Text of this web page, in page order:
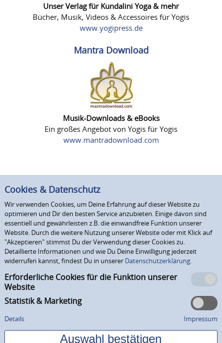
Unser Verlag für Kundalini Yoga & mehr
Bücher, Musik, Videos & Accessoires für Yogis
www.yogipress.de
Mantra Download
Musik-Downloads & eBooks
Ein großes Angebot von Yogis für Yogis
www.mantradownload.com
Cookies & Datenschutz
Wir verwenden Cookies, um Deine Erfahrung auf dieser Website zu
optimieren und Dir den besten Service anzubieten. Einige davon sind
essentiell und gewährleisten z.B. die einwandfreie Funktion unserer
Website. Durch die weitere Nutzung unserer Website oder mit Klick auf
"Akzeptieren" stimmst Du der Verwendung dieser Cookies zu.
Detaillierte Informationen und wie Du Deine Einwilligung jederzeit
widerrufen kannst, findest Du in unserer Datenschutzerklärung.
Erforderliche Cookies für die Funktion unserer
Website
Statistik & Marketing
Details Impressum